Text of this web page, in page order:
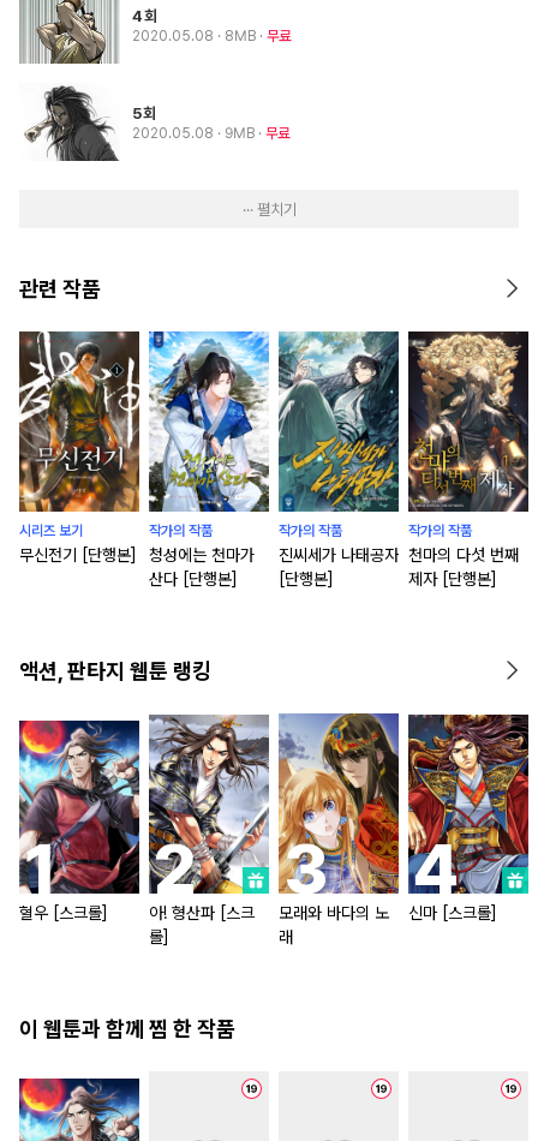
4회
2020.05.08 · 8MB 무료
5회
2020.05.08 · 9MB 무료
··· 펼치기
관련 작품
시리즈 보기
무신전기 [단행본]
작가의 작품
청성에는 천마가
산다 [단행본]
작가의 작품
진씨세가 나태공자
[단행본]
작가의 작품
천마의 다섯 번째
제자 [단행본]
액션, 판타지 웹툰 랭킹
혈우 [스크롤]
아! 형산파 [스크
롤]
모래와 바다의 노
래
신마 [스크롤]
이 웹툰과 함께 찜 한 작품